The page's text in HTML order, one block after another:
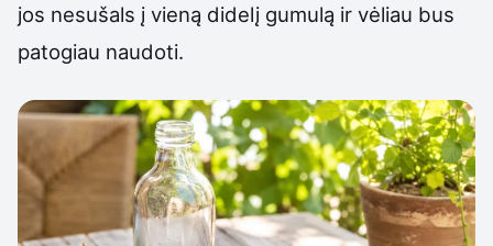
jos nesušals į vieną didelį gumulą ir vėliau bus
patogiau naudoti.